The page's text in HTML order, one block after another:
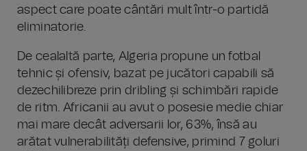
aspect care poate cântări mult într-o partidă
eliminatorie.
De cealaltă parte, Algeria propune un fotbal
tehnic și ofensiv, bazat pe jucători capabili să
dezechilibreze prin dribling și schimbări rapide
de ritm. Africanii au avut o posesie medie chiar
mai mare decât adversarii lor, 63%, însă au
arătat vulnerabilități defensive, primind 7 goluri